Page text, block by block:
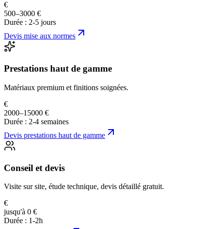
€
500–3000 €
Durée : 2-5 jours
Devis mise aux normes
Prestations haut de gamme
Matériaux premium et finitions soignées.
€
2000–15000 €
Durée : 2-4 semaines
Devis prestations haut de gamme
Conseil et devis
Visite sur site, étude technique, devis détaillé gratuit.
€
jusqu'à 0 €
Durée : 1-2h